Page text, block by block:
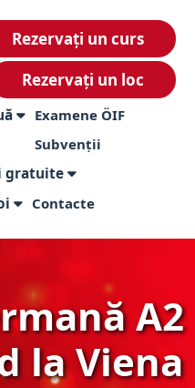
Rezervați un curs
Rezervați un loc
Examene ÖIF
Subvenții
gratuite
Contacte
A2
la Viena